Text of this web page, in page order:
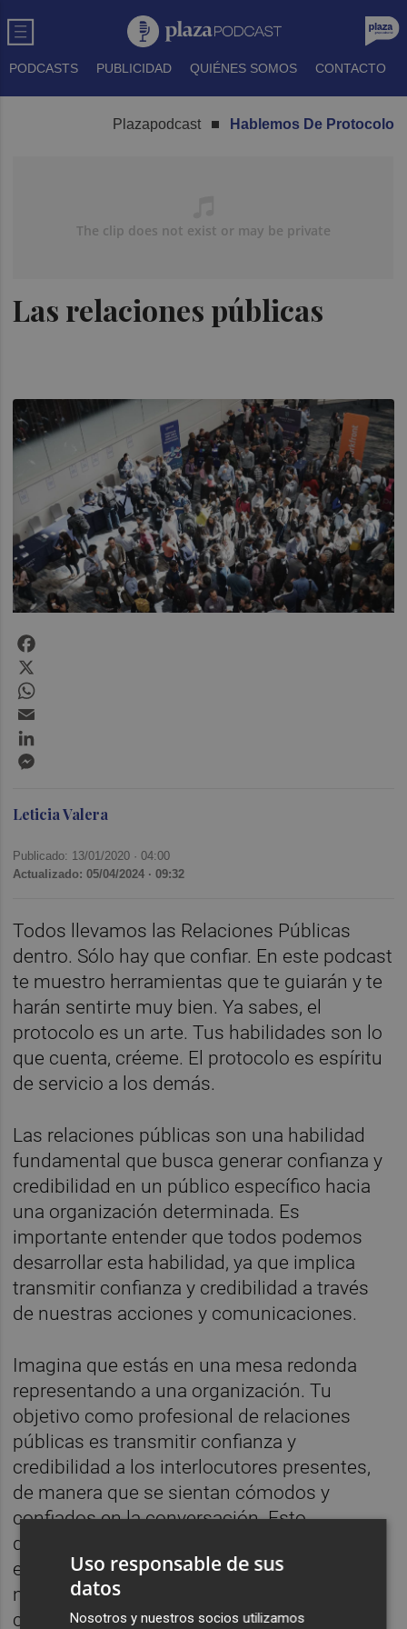
PODCASTS PUBLICIDAD QUIÉNES SOMOS CONTACTO
Plazapodcast Hablemos De Protocolo
Las relaciones públicas
Leticia Valera
Publicado: 13/01/2020 ·04:00
Actualizado: 05/04/2024 · 09:32
Todos llevamos las Relaciones Públicas
dentro. Sólo hay que confiar. En este podcast
te muestro herramientas que te guiarán y te
harán sentirte muy bien. Ya sabes, el
protocolo es un arte. Tus habilidades son lo
que cuenta, créeme. El protocolo es espíritu
de servicio a los demás.
Las relaciones públicas son una habilidad
fundamental que busca generar confianza y
credibilidad en un público específico hacia
una organización determinada. Es
importante entender que todos podemos
desarrollar esta habilidad, ya que implica
transmitir confianza y credibilidad a través
de nuestras acciones y comunicaciones.
Imagina que estás en una mesa redonda
representando a una organización. Tu
objetivo como profesional de relaciones
públicas es transmitir confianza y
credibilidad a los interlocutores presentes,
de manera que se sientan cómodos y
confiados en la conversación. Esto
demuestra que las relaciones públicas son
esenciales en cualquier situación donde se
necesite establecer una conexión positiva
con un público.
Uso responsable de sus
datos
Nosotros y nuestros socios utilizamos